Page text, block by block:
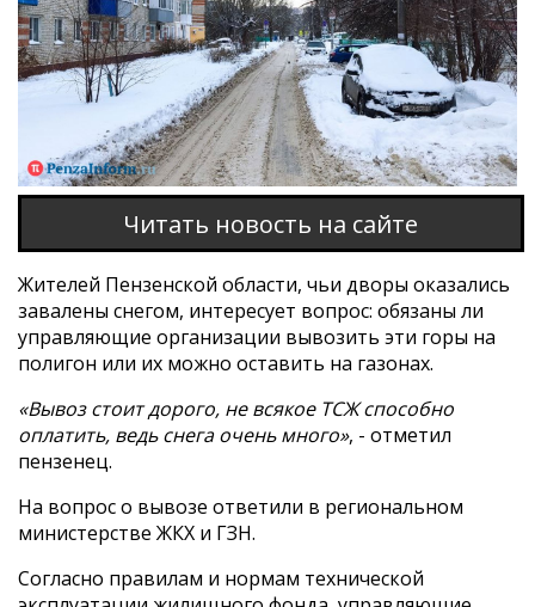
Читать новость на сайте
Жителей Пензенской области, чьи дворы оказались
завалены снегом, интересует вопрос: обязаны ли
управляющие организации вывозить эти горы на
полигон или их можно оставить на газонах.
«Вывоз стоит дорого, не всякое ТСЖ способно
оплатить, ведь снега очень много», - отметил
пензенец.
На вопрос о вывозе ответили в региональном
министерстве ЖКХ и ГЗН.
Согласно правилам и нормам технической